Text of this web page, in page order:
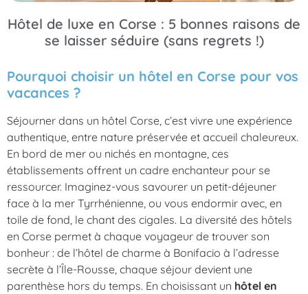
Hôtel de luxe en Corse : 5 bonnes raisons de
se laisser séduire (sans regrets !)
Pourquoi choisir un hôtel en Corse pour vos
vacances ?
Séjourner dans un hôtel Corse, c’est vivre une expérience
authentique, entre nature préservée et accueil chaleureux.
En bord de mer ou nichés en montagne, ces
établissements offrent un cadre enchanteur pour se
ressourcer. Imaginez-vous savourer un petit-déjeuner
face à la mer Tyrrhénienne, ou vous endormir avec, en
toile de fond, le chant des cigales. La diversité des hôtels
en Corse permet à chaque voyageur de trouver son
bonheur : de l’hôtel de charme à Bonifacio à l’adresse
secrète à l’Île-Rousse, chaque séjour devient une
parenthèse hors du temps. En choisissant un hôtel en